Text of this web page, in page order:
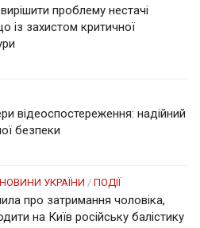
проблему нестачі
із захистом критичної
відеоспостереження: надійний
безпеки
НОВИНИ УКРАЇНИ / ПОДІЇ
про затримання чоловіка,
на Київ російську балістику